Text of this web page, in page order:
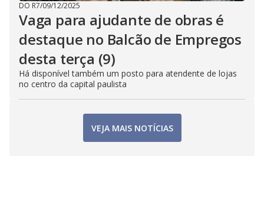
DO R7/09/12/2025
Vaga para ajudante de obras é
destaque no Balcão de Empregos
desta terça (9)
Há disponível também um posto para atendente de lojas
no centro da capital paulista
VEJA MAIS NOTÍCIAS